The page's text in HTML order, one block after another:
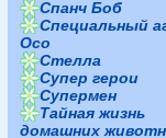
Спанч Боб
Специальный
Осо
Стелла
Супер герои
Супермен
Тайная жизнь
домашних